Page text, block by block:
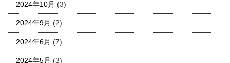
2024年10月 (3)
2024年9月 (2)
2024年6月 (7)
2024年5月 (3)